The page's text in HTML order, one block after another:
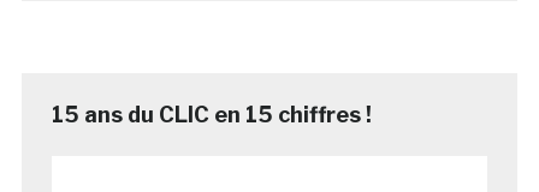
15 ans du CLIC en 15 chiffres !